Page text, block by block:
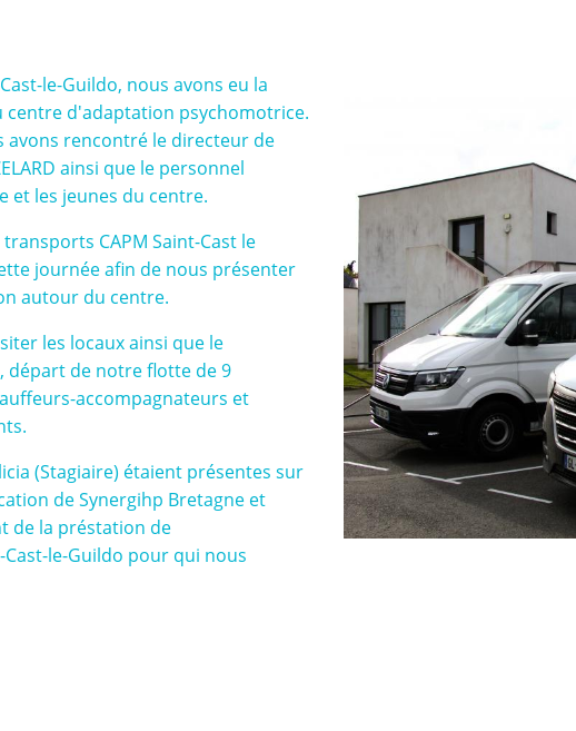
le-Guildo, nous avons eu la
centre d'adaptation psychomotrice.
avons rencontré le directeur de
ainsi que le personnel
et les jeunes du centre.
transports CAPM Saint-Cast le
journée afin de nous présenter
autour du centre.
les locaux ainsi que le
départ de notre flotte de 9
accompagnateurs et
(Stagiaire) étaient présentes sur
de Synergihp Bretagne et
de la préstation de
le-Guildo pour qui nous